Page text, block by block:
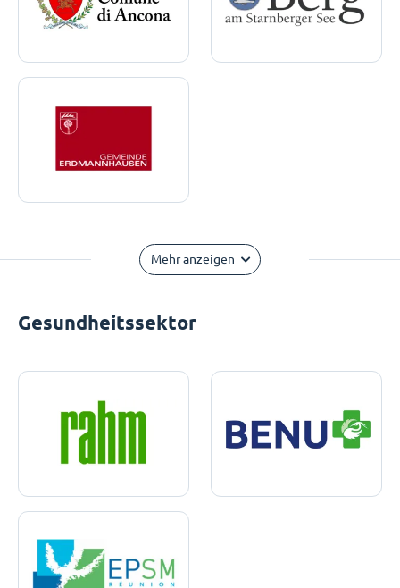
Mehr anzeigen
Gesundheitssektor